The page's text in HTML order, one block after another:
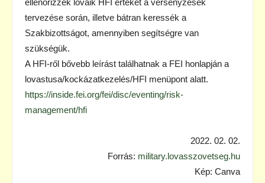
tervezése során, illetve bátran keressék a
Szakbizottságot, amennyiben segítségre van
szükségük.
A HFI-ről bővebb leírást találhatnak a FEI honlapján a
lovastusa/kockázatkezelés/HFI menüpont alatt.
https://inside.fei.org/fei/disc/eventing/risk-
management/hfi
2022. 02. 02.
Forrás: military.lovasszovetseg.hu
Kép: Canva